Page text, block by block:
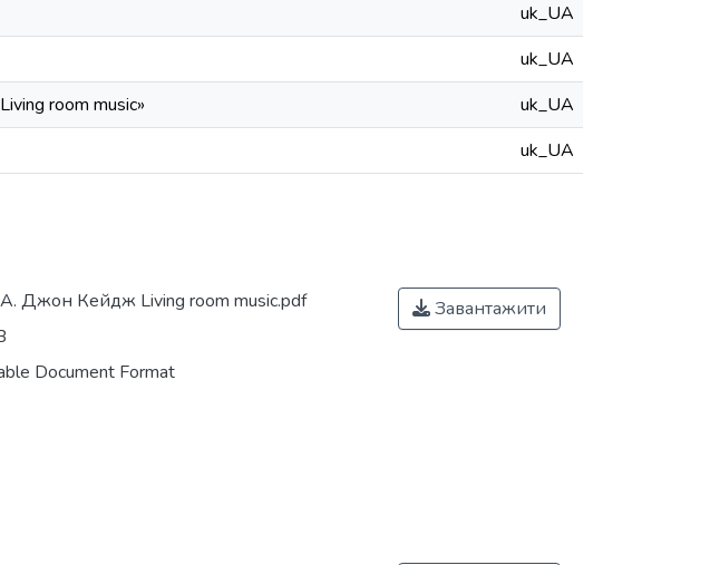
uk_UA
uk_UA
room music»
uk_UA
uk_UA
Джон Кейдж Living room music.pdf
Document Format
Завантажити